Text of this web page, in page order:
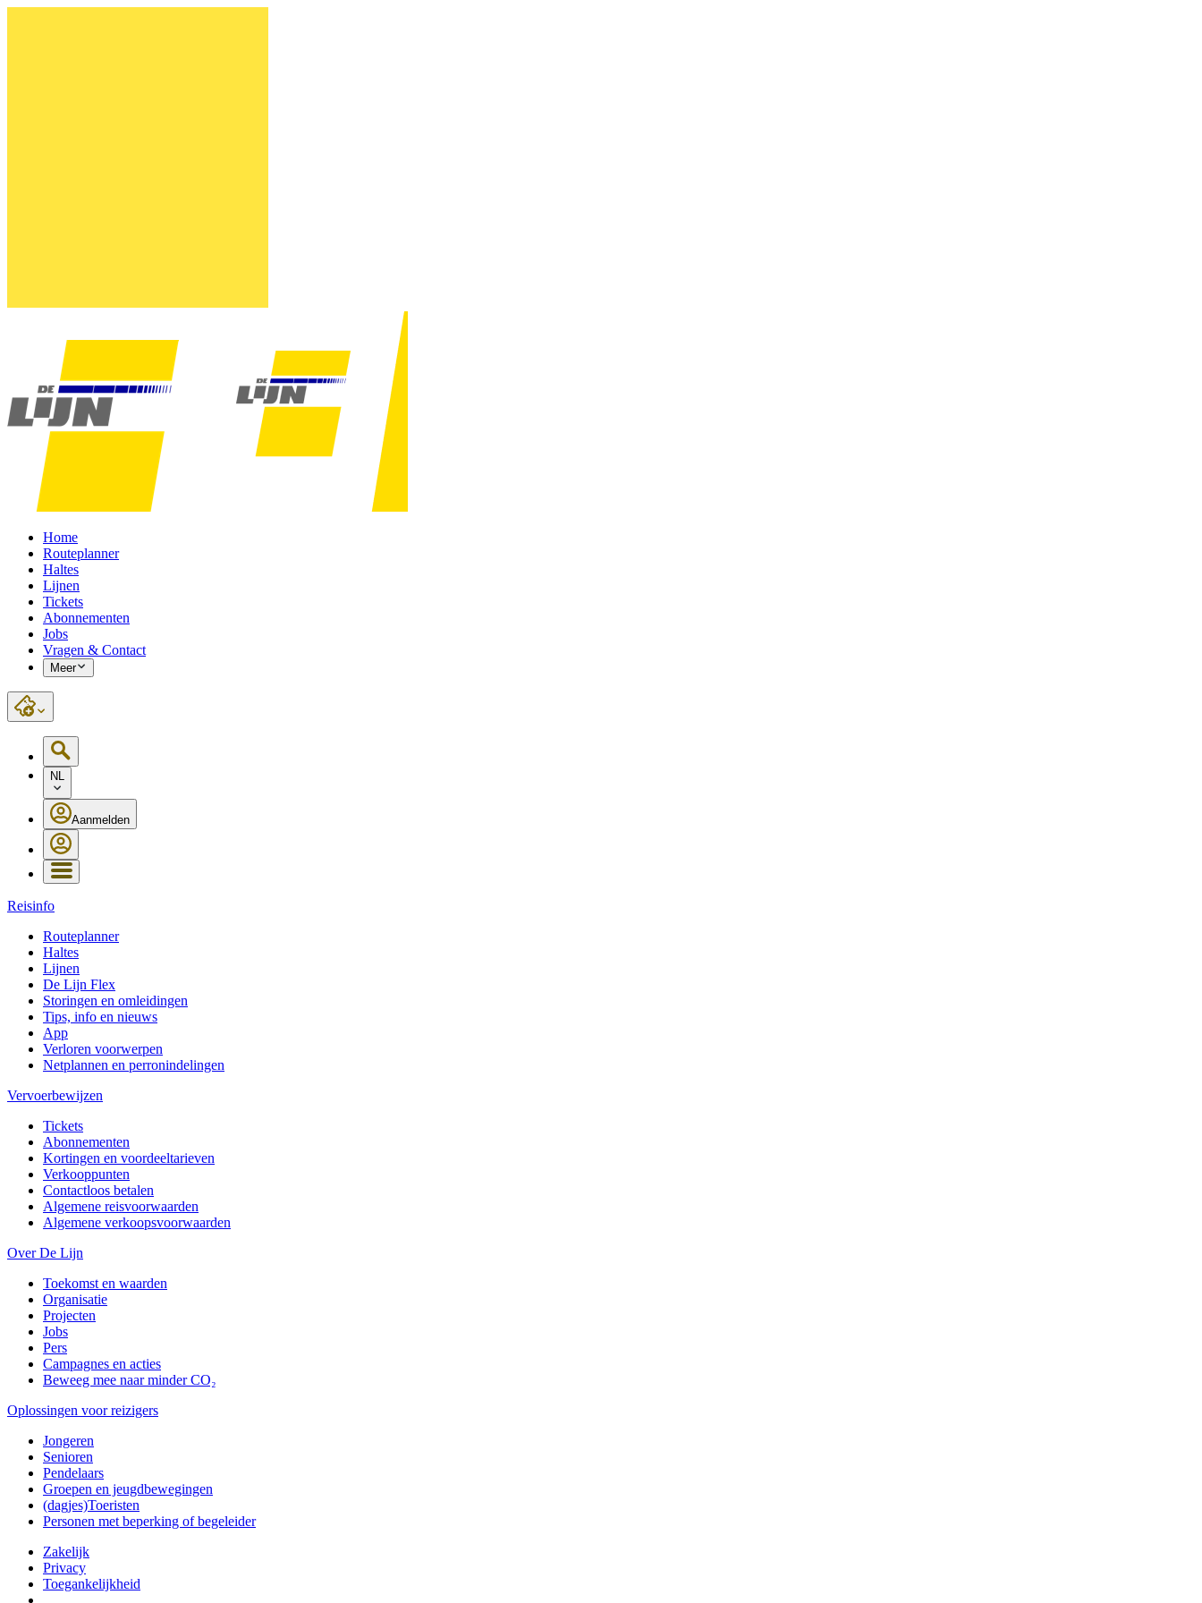
Home
Routeplanner
Haltes
Lijnen
Tickets
Abonnementen
Jobs
Vragen & Contact
Meer
NL
Aanmelden
Reisinfo
Routeplanner
Haltes
Lijnen
De Lijn Flex
Storingen en omleidingen
Tips, info en nieuws
App
Verloren voorwerpen
Netplannen en perronindelingen
Vervoerbewijzen
Tickets
Abonnementen
Kortingen en voordeeltarieven
Verkooppunten
Contactloos betalen
Algemene reisvoorwaarden
Algemene verkoopsvoorwaarden
Over De Lijn
Toekomst en waarden
Organisatie
Projecten
Jobs
Pers
Campagnes en acties
Beweeg mee naar minder CO₂
Oplossingen voor reizigers
Jongeren
Senioren
Pendelaars
Groepen en jeugdbewegingen
(dagjes)Toeristen
Personen met beperking of begeleider
Zakelijk
Privacy
Toegankelijkheid